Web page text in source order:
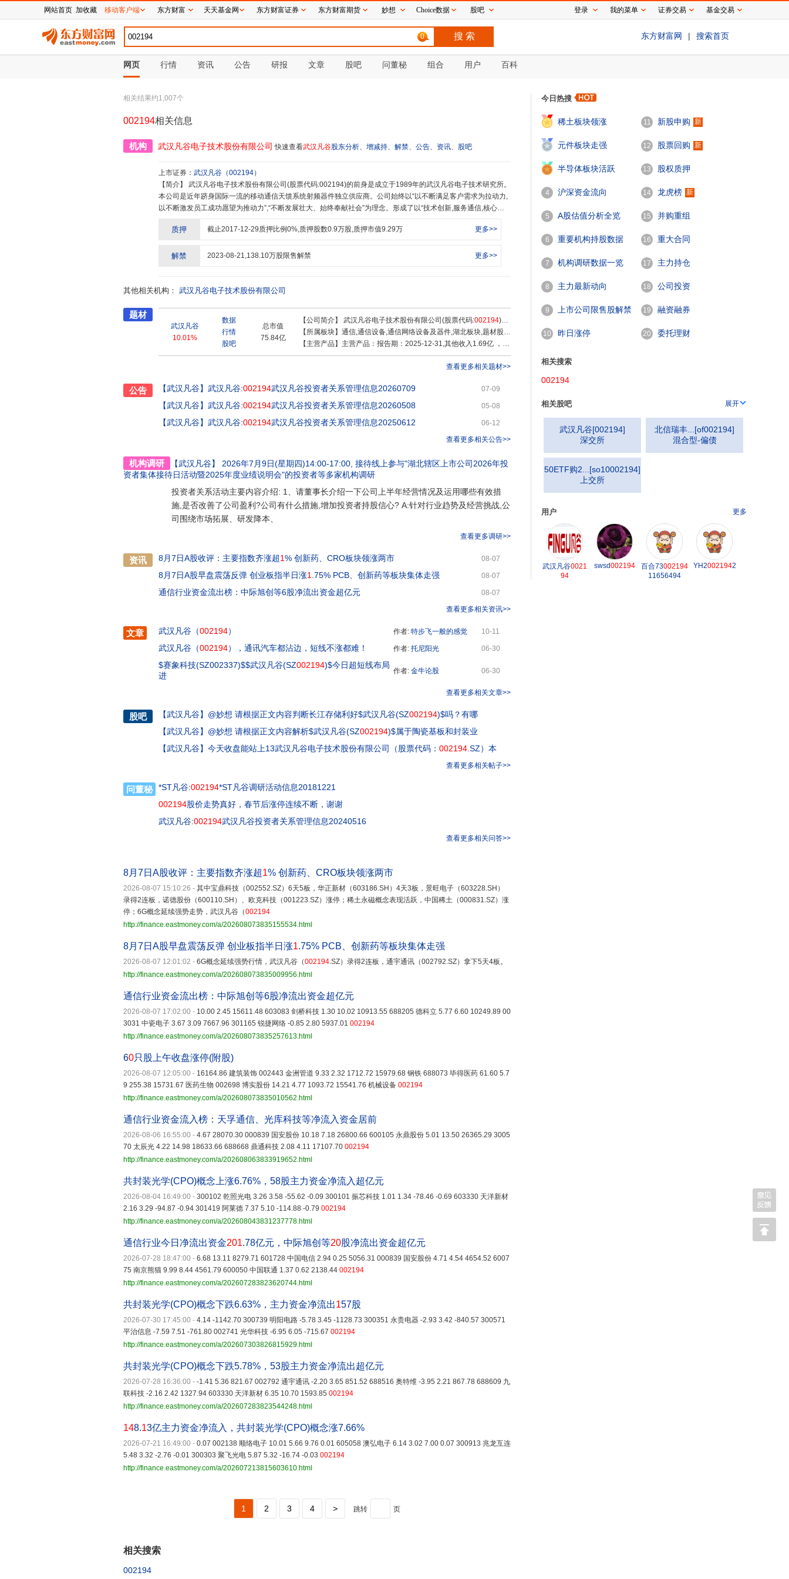
0 东方财富网 | 搜索首页
网页 行情 资讯 公告 研报 文章 股吧 问董秘 组合 用户 百科
相关结果约1,007个
002194相关信息
机构 武汉凡谷电子技术股份有限公司 快速查看武汉凡谷股东分析、 增减持、 解禁、 公告、 资讯、 股吧
上市证券： 武汉凡谷 （002194）
【简介】
本公司是近年跻身国际一流的移动通信天馈系统射频器件独立供应商。公司始终以“以不断满足客户需求为拉动力,
以不断激发员工成功愿望为推动力”,“不断发展壮大、始终奉献社会”为理念。形成了以“技术创新,服务通信,核心业
要产品和解决方案有滤波器系列(双工器、合路器、塔顶放大器等)、介质材料,凭借自有知识产权和强大的软件和硬
端到端的一站式生产制造体系。凭借专业化产品研发平台、纵向集成的大规模生产能力、低成本结构以及优秀的客
质押 截止2017-12-29质押比例0%,质押股数0.9万股,质押市值9.29万 更多>>
解禁 2023-08-21,138.10万股限售解禁 更多>>
其他相关机构： 武汉凡谷电子技术股份有限公司
题材
武汉凡谷
10.01%
数据
行情
股吧
总市值
75.84亿
【公司简介】 武汉凡谷电子技术股份有限公司(股票代码:002194)的前身是成立于1989年的武汉凡谷电子技术研究所。
【所属板块】 通信,通信设备,通信网络设备及器件,湖北板块,题材股,破增发价股,最近多板,东方财富热股,昨日高振幅,昨日首板,昨日涨停_含一字,富时罗素,昨日涨停,深股通,融资融券,通信技术,毫米波概念,职业教育,卫星互联网,华为概念,5G概念,物联网,创投
【主营产品】 主营产品：报告期：2025-12-31,其他收入1.69亿 ，占比12.52% ，利润0.57亿 ，占比20.65% ，毛利率33.87%；双工器收入9.07亿 ，占比67.09% ，利润1.75亿 ，占比63.2% ，毛利率19.34%；射频子系统收入0.14亿 ，占比1.07% ，利润0.04亿 ，占比1.51% ，毛利率28.87%；滤波器收入2.61亿 ，占比19.32% ，利润0.41亿 ，占比14.64% ，毛利率15.56%
查看更多相关题材>>
公告 【武汉凡谷】 武汉凡谷:002194武汉凡谷投资者关系管理信息20260709 07-09
【武汉凡谷】 武汉凡谷:002194武汉凡谷投资者关系管理信息20260508 05-08
【武汉凡谷】 武汉凡谷:002194武汉凡谷投资者关系管理信息20250612
06-12
查看更多相关公告>>
机构调研 【武汉凡谷】 2026年7月9日(星期四)14:00-17:00 , 接待线上参与"湖北辖区上市公司2026年投
资者集体接待日活动暨2025年度业绩说明会"的投资者等多家机构调研
投资者关系活动主要内容介绍: 1、请董事长介绍一下公司上半年经营情况及运用哪些有效措
施,是否改善了公司盈利?公司有什么措施,增加投资者持股信心? A:针对行业趋势及经营挑战,公
司围绕市场拓展、研发降本、
查看更多调研>>
资讯 8月7日A股收评：主要指数齐涨超1% 创新药、CRO板块领涨两市 08-07
8月7日A股早盘震荡反弹 创业板指半日涨1 .75% PCB、创新药等板块集体走强 08-07
通信行业资金流出榜：中际旭创等6股净流出资金超亿元
08-07
查看更多相关资讯>>
文章 武汉凡谷（002194） 作者: 特步飞一般的感觉 10-11
武汉凡谷（002194），通讯汽车都沾边，短线不涨都难！ 作者: 托尼阳光 06-30
$赛象科技(SZ002337)$$武汉凡谷(SZ002194)$今日超短线布局
进
作者: 金牛论股 06-30
查看更多相关文章>>
股吧 【武汉凡谷】 @妙想 请根据正文内容判断长江存储利好$武汉凡谷(SZ002194)$吗？有哪
【武汉凡谷】 @妙想 请根据正文内容解析$武汉凡谷(SZ002194)$属于陶瓷基板和封装业
【武汉凡谷】 今天收盘能站上13武汉凡谷电子技术股份有限公司（股票代码： 002194 .SZ）本
查看更多相关帖子>>
问董秘 *ST凡谷:002194*ST凡谷调研活动信息20181221
002194股价走势真好，春节后涨停连续不断，谢谢
武汉凡谷:002194武汉凡谷投资者关系管理信息20240516
查看更多相关问答>>
8月7日A股收评：主要指数齐涨超1% 创新药、CRO板块领涨两市
2026-08-07 15:10:26 - 其中宝鼎科技（002552.SZ）6天5板，华正新材（603186.SH）4天3板，景旺电子（603228.SH）
录得2连板，诺德股份（600110.SH）、欧克科技（001223.SZ）涨停；稀土永磁概念表现活跃，中国稀土（000831.SZ）涨
停；6G概念延续强势走势，武汉凡谷（002194
http://finance.eastmoney.com/a/202608073835155534.html
8月7日A股早盘震荡反弹 创业板指半日涨1.75% PCB、创新药等板块集体走强
2026-08-07 12:01:02 - 6G概念延续强势行情，武汉凡谷（002194.SZ）录得2连板，通宇通讯（002792.SZ）拿下5天4板。
http://finance.eastmoney.com/a/202608073835009956.html
通信行业资金流出榜：中际旭创等6股净流出资金超亿元
2026-08-07 17:02:00 - 10.00 2.45 15611.48 603083 剑桥科技 1.30 10.02 10913.55 688205 德科立 5.77 6.60 10249.89 00
3031 中瓷电子 3.67 3.09 7667.96 301165 锐捷网络 -0.85 2.80 5937.01 002194
http://finance.eastmoney.com/a/202608073835257613.html
60只股上午收盘涨停(附股)
2026-08-07 12:05:00 - 16164.86 建筑装饰 002443 金洲管道 9.33 2.32 1712.72 15979.68 钢铁 688073 毕得医药 61.60 5.7
9 255.38 15731.67 医药生物 002698 博实股份 14.21 4.77 1093.72 15541.76 机械设备 002194
http://finance.eastmoney.com/a/202608073835010562.html
通信行业资金流入榜：天孚通信、光库科技等净流入资金居前
2026-08-06 16:55:00 - 4.67 28070.30 000839 国安股份 10.18 7.18 26800.66 600105 永鼎股份 5.01 13.50 26365.29 3005
70 太辰光 4.22 14.98 18633.66 688668 鼎通科技 2.08 4.11 17107.70 002194
http://finance.eastmoney.com/a/202608063833919652.html
共封装光学(CPO)概念上涨6.76%，58股主力资金净流入超亿元
2026-08-04 16:49:00 - 300102 乾照光电 3.26 3.58 -55.62 -0.09 300101 振芯科技 1.01 1.34 -78.46 -0.69 603330 天洋新材
2.16 3.29 -94.87 -0.94 301419 阿莱德 7.37 5.10 -114.88 -0.79 002194
http://finance.eastmoney.com/a/202608043831237778.html
通信行业今日净流出资金201.78亿元，中际旭创等20股净流出资金超亿元
2026-07-28 18:47:00 - 6.68 13.11 8279.71 601728 中国电信 2.94 0.25 5056.31 000839 国安股份 4.71 4.54 4654.52 6007
75 南京熊猫 9.99 8.44 4561.79 600050 中国联通 1.37 0.62 2138.44 002194
http://finance.eastmoney.com/a/202607283823620744.html
共封装光学(CPO)概念下跌6.63%，主力资金净流出157股
2026-07-30 17:45:00 - 4.14 -1142.70 300739 明阳电路 -5.78 3.45 -1128.73 300351 永贵电器 -2.93 3.42 -840.57 300571
平治信息 -7.59 7.51 -761.80 002741 光华科技 -6.95 6.05 -715.67 002194
http://finance.eastmoney.com/a/202607303826815929.html
共封装光学(CPO)概念下跌5.78%，53股主力资金净流出超亿元
2026-07-28 16:36:00 - -1.41 5.36 821.67 002792 通宇通讯 -2.20 3.65 851.52 688516 奥特维 -3.95 2.21 867.78 688609 九
联科技 -2.16 2.42 1327.94 603330 天洋新材 6.35 10.70 1593.85 002194
http://finance.eastmoney.com/a/202607283823544248.html
148.13亿主力资金净流入，共封装光学(CPO)概念涨7.66%
2026-07-21 16:49:00 - 0.07 002138 顺络电子 10.01 5.66 9.76 0.01 605058 澳弘电子 6.14 3.02 7.00 0.07 300913 兆龙互连
5.48 3.32 -2.76 -0.01 300303 聚飞光电 5.87 5.32 -16.74 -0.03 002194
http://finance.eastmoney.com/a/202607213815603610.html
1 2 3 4 > 跳转 页
相关搜索
002194
今日热搜
稀土板块领涨
2
元件板块走强
3
半导体板块活跃
4 沪深资金流向
5 A股估值分析全览
6 重要机构持股数据
7 机构调研数据一览
8 主力最新动向
9 上市公司限售股解禁
一览
10 昨日涨停
11 新股申购 新
12 股票回购 新
13 股权质押
14 龙虎榜 新
15 并购重组
16 重大合同
17 主力持仓
18 公司投资
19 融资融券
20 委托理财
相关搜索
002194
相关股吧 展开
武汉凡谷[002194]
深交所
北信瑞丰... [of002194]
混合型-偏债
50ETF购2... [so10002194]
上交所
用户 更多
武汉凡谷0021
94
swsd002194 百合73002194
11656494
YH20021942
网站首页 加收藏 移动客户端 东方财富 天天基金网 东方财富证券 东方财富期货 妙想 Choice数据 股吧 登录 我的菜单 证券交易 基金交易